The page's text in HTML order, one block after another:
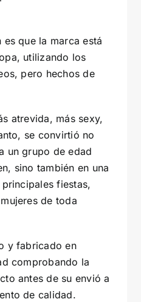
que la marca está
utilizando los
pero hechos de
atrevida, más sexy,
se convirtió no
un grupo de edad
sino también en una
fiestas,
de toda
y fabricado en
comprobando la
antes de su envió a
de calidad.